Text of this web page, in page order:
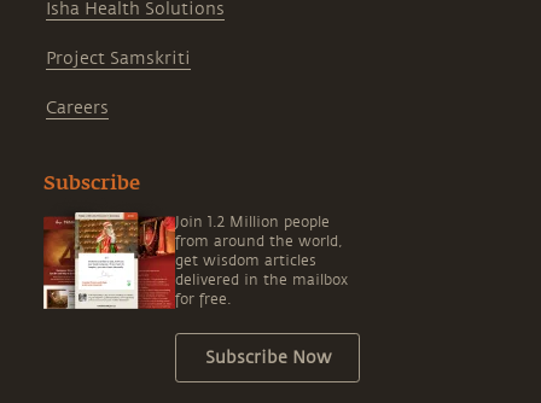
Isha Health Solutions
Project Samskriti
Careers
Subscribe
Join 1.2 Million people
from around the world,
get wisdom articles
delivered in the mailbox
for free.
Subscribe Now